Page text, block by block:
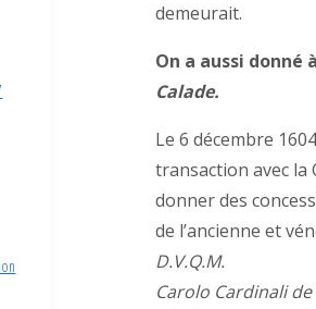
demeurait.
On a aussi
Calade.
Le 6 décembre
transaction avec la
donner des
de l’ancienne et
D.V.Q.M.
Carolo Cardinali